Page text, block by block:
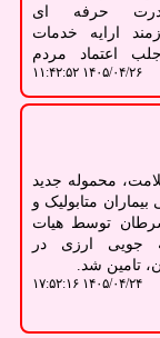
حرفه ای
ارایه خدمات
اعتماد مردم
۱۴۰۵/۰۴/۲۶ ۱۱:۴۲:۵۲
محموله جدید
بیماران متابولیک و
سرطان توسط هیات
جویی ارزی در
تامین شد.
۱۴۰۵/۰۴/۲۴ ۱۷:۵۲:۱۶